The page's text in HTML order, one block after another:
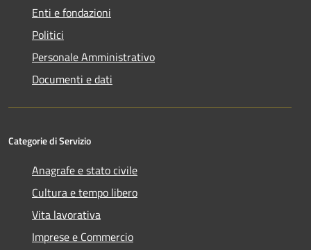
Enti e fondazioni
Politici
Personale Amministrativo
Documenti e dati
Categorie di Servizio
Anagrafe e stato civile
Cultura e tempo libero
Vita lavorativa
Imprese e Commercio